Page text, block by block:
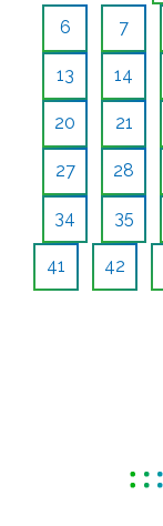
6 7
13 14
20 21
27 28
34 35
41 42